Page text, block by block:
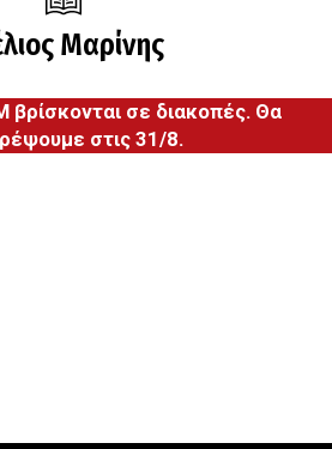
Μαρίνης
βρίσκονται σε διακοπές. Θα
στις 31/8.